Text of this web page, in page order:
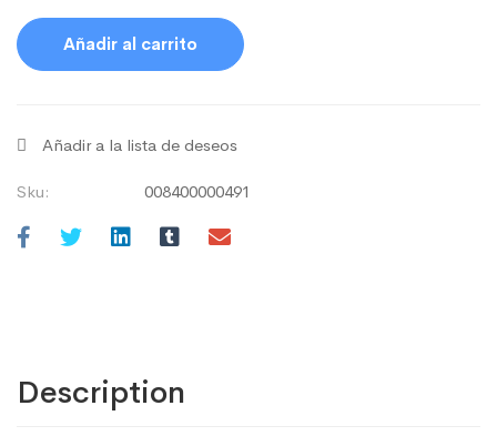
Añadir al carrito
Añadir a la lista de deseos
Sku: 008400000491
Description